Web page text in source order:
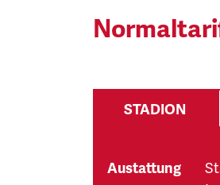
STADION
Austattung